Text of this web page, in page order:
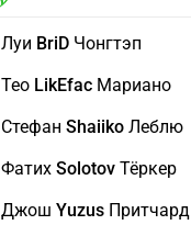
Луи BriDЧонгтэп
Тео LikEfacМариано
Стефан ShaiikoЛеблю
Фатих SolotovТёркер
Джош YuzusПритчард